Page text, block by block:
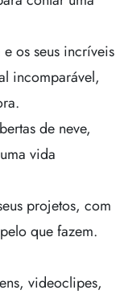
os seus incríveis
incomparável,
de neve,
vida
projetos, com
que fazem.
videoclipes,